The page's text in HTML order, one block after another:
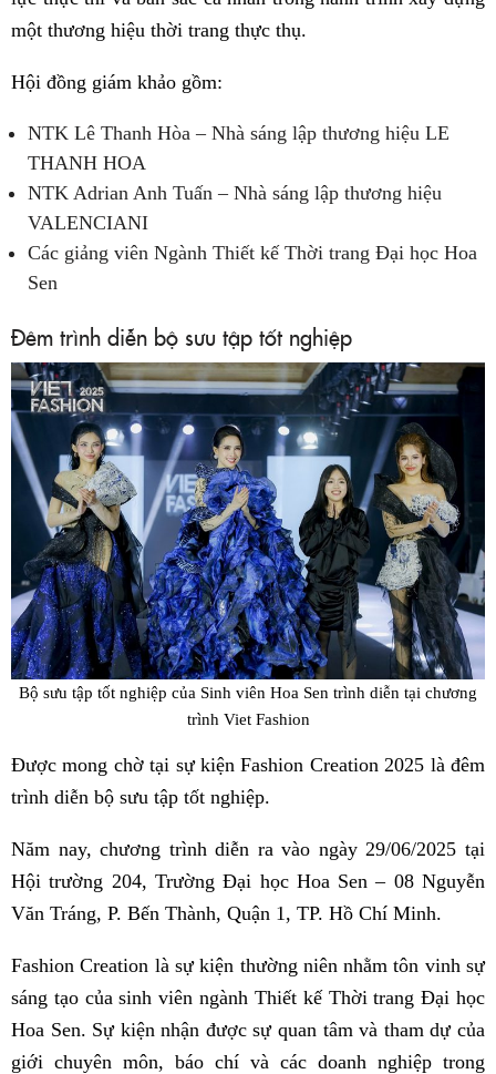
một thương hiệu thời trang thực thụ.
Hội đồng giám khảo gồm:
NTK Lê Thanh Hòa – Nhà sáng lập thương hiệu LE
THANH HOA
NTK Adrian Anh Tuấn – Nhà sáng lập thương hiệu
VALENCIANI
Các giảng viên Ngành Thiết kế Thời trang Đại học Hoa
Sen
Đêm trình diễn bộ sưu tập tốt nghiệp
Bộ sưu tập tốt nghiệp của Sinh viên Hoa Sen trình diễn tại chương
trình Viet Fashion
Được mong chờ tại sự kiện Fashion Creation 2025 là đêm
trình diễn bộ sưu tập tốt nghiệp.
Năm nay, chương trình diễn ra vào ngày 29/06/2025 tại
Hội trường 204, Trường Đại học Hoa Sen – 08 Nguyễn
Văn Tráng, P. Bến Thành, Quận 1, TP. Hồ Chí Minh.
Fashion Creation là sự kiện thường niên nhằm tôn vinh sự
sáng tạo của sinh viên ngành Thiết kế Thời trang Đại học
Hoa Sen. Sự kiện nhận được sự quan tâm và tham dự của
giới chuyên môn, báo chí và các doanh nghiệp trong